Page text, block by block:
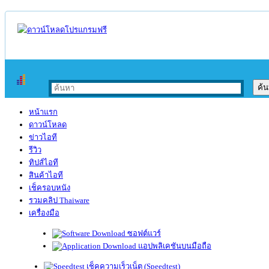
หน้าแรก
ดาวน์โหลด
ข่าวไอที
รีวิว
ทิปส์ไอที
สินค้าไอที
เช็ครอบหนัง
รวมคลิป Thaiware
เครื่องมือ
ซอฟต์แวร์
แอปพลิเคชันบนมือถือ
เช็คความเร็วเน็ต (Speedtest)